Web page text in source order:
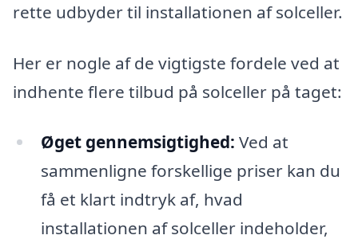
rette udbyder til installationen af solceller.
Her er nogle af de vigtigste fordele ved at
indhente flere tilbud på solceller på taget:
Øget gennemsigtighed: Ved at
sammenligne forskellige priser kan du
få et klart indtryk af, hvad
installationen af solceller indeholder,